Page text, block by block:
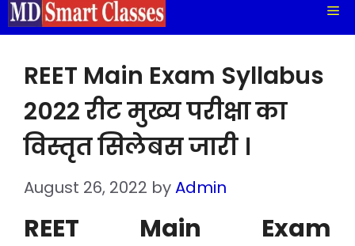
to
REET Main Exam Syllabus
2022 रीट मुख्य परीक्षा का
विस्तृत सिलेबस जारी ।
August 26, 2022 byAdmin
REET Main Exam